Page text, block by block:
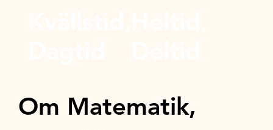
Om Matematik,